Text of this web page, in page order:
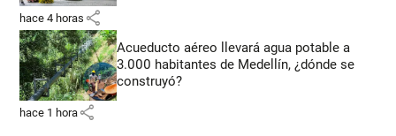
hace 4 horas share
Acueducto aéreo llevará agua potable a
3.000 habitantes de Medellín, ¿dónde se
construyó?
hace 1 hora share